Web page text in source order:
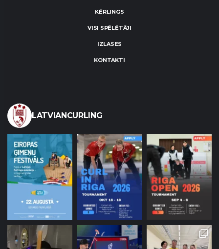
KĒRLINGS
VISI SPĒLĒTĀJI
IZLASES
KONTAKTI
LATVIANCURLING